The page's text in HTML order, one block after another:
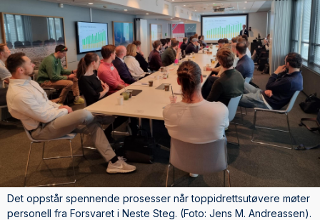
Det oppstår spennende prosesser når toppidrettsutøvere møter
personell fra Forsvaret i Neste Steg. (Foto: Jens M. Andreassen).